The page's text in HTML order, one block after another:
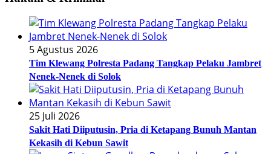
5 Agustus 2026
Tim Klewang Polresta Padang Tangkap Pelaku Jambret
Nenek-Nenek di Solok
25 Juli 2026
Sakit Hati Diiputusin, Pria di Ketapang Bunuh Mantan
Kekasih di Kebun Sawit